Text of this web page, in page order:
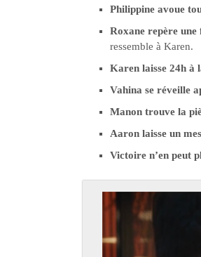
Philippine avoue
Roxane repère une
ressemble à Karen.
Karen laisse 24h à
Vahina se réveille
Manon trouve la
Aaron laisse un
Victoire n’en peut